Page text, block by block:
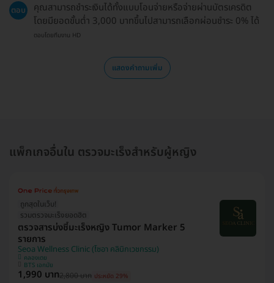
ตอบ
คุณสามารถชำระเงินได้ทั้งแบบโอนจ่ายหรือจ่ายผ่านบัตรเครดิต
โดยมียอดขั้นต่ำ 3,000 บาทขึ้นไปสามารถเลือกผ่อนชำระ 0% ได้
ตอบโดยทีมงาน HD
แสดงคำถามเพิ่ม
แพ็กเกจอื่นใน ตรวจมะเร็งสำหรับผู้หญิง
ถูกสุดในเว็บ!
รวมตรวจมะเร็งยอดฮิต
ตรวจสารบ่งชี้มะเร็งหญิง Tumor Marker 5
รายการ
Seoa Wellness Clinic (โซอา คลินิกเวชกรรม)
คลองเตย
BTS เอกมัย
1,990 บาท2,800 บาท ประหยัด 29%